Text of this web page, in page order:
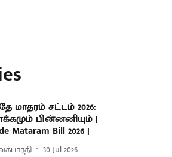
மாதரம் சட்டம் 2026:
பின்னனியும் |
Mataram Bill 2026 |
30 Jul 2026